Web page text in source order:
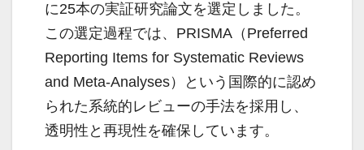
に25本の実証研究論文を選定しました。
この選定過程では、PRISMA（Preferred
Reporting Items for Systematic Reviews
and Meta-Analyses）という国際的に認め
られた系統的レビューの手法を採用し、
透明性と再現性を確保しています。